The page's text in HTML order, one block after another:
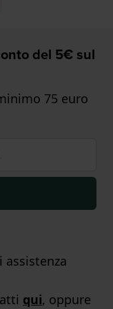
del 5€ sul
75 euro
assistenza
qui, oppure